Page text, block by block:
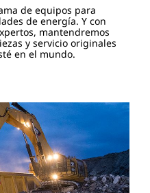
de equipos para
de energía. Y con
mantendremos
y servicio originales
en el mundo.